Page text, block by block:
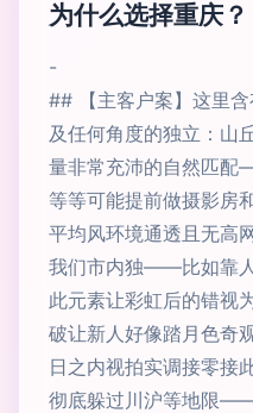
为什么选择重庆？
-
## 【主客户案】这里
及任何角度的独立：山
量非常充沛的自然匹
等等可能提前做摄影房
平均风环境通透且无高
我们市内独——比如靠
此元素让彩虹后的错视
破让新人好像踏月色奇
日之内视拍实调接零接
彻底躲过川沪等地限